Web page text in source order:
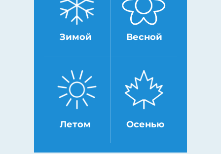
Зимой Весной
Летом Осенью